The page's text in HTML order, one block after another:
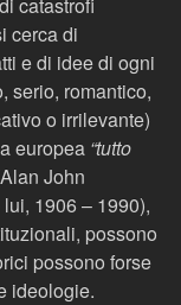
cerca di
e di idee di ogni
serio, romantico,
o irrilevante)
europea “tutto
John
1906 – 1990),
possono
possono forse
ideologie.